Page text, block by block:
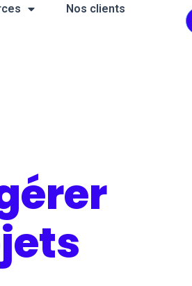
Nos clients